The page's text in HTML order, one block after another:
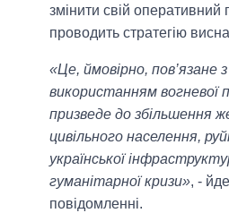
змінити свій оперативний
проводить стратегію
«Це, ймовірно, пов’язане
використанням вогневої
призведе до збільшення
цивільного населення,
української
гуманітарної кризи», -
повідомленні.